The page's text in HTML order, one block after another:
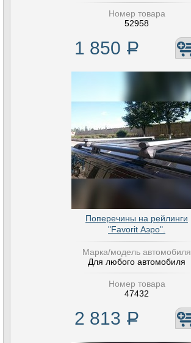
Номер товара
52958
1 850 Р
Поперечины на рейлинги
"Favorit Аэро".
Марка/модель автомобиля
Для любого автомобиля
Номер товара
47432
2 813 Р